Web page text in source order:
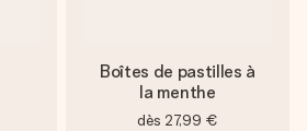
Boîtes de pastilles à
la menthe
dès 27,99 €